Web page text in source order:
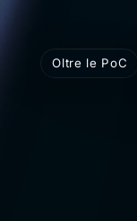
Oltre le PoC